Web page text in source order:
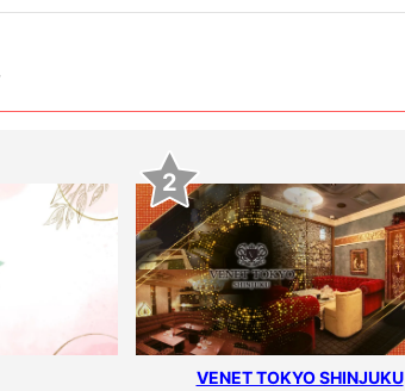
2
VENET TOKYO SHINJUKU